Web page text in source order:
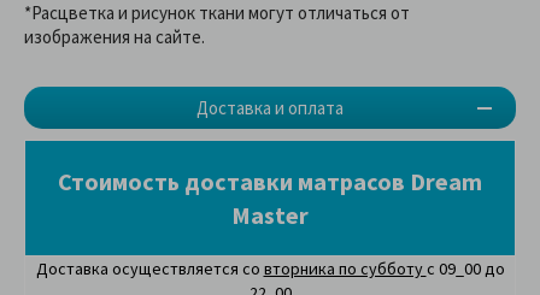
Доставка и оплата
*Расцветка и рисунок ткани могут отличаться от
изображения на сайте.
Стоимость доставки матрасов Dream
Master
Доставка осуществляется со вторника по субботус 09_00 до